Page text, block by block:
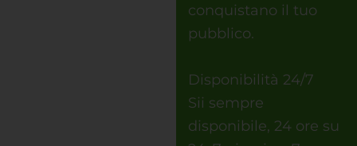
conquistano il tuo
pubblico.
Disponibilità 24/7
Sii sempre
disponibile, 24 ore su